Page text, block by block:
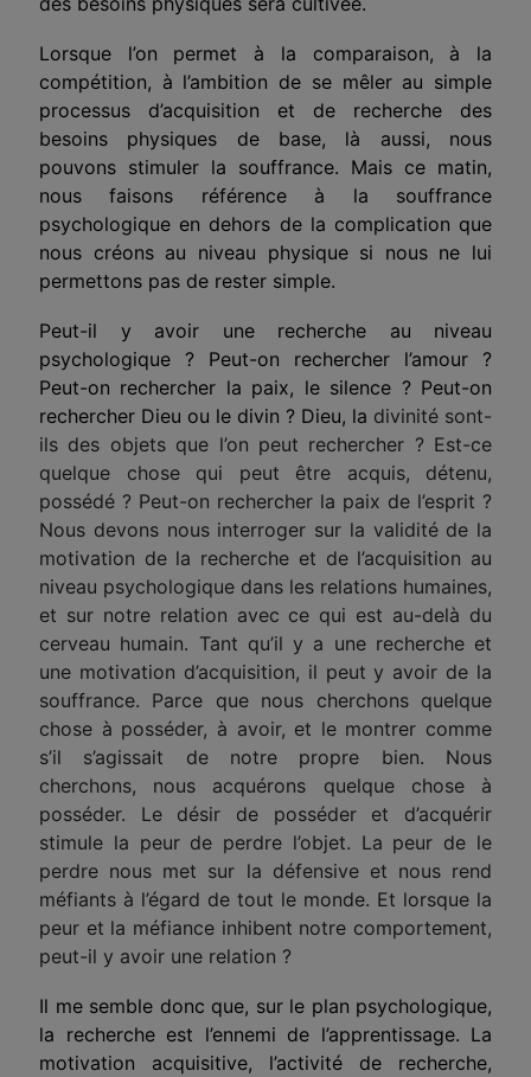
Lorsque l’on permet à la comparaison, à la
compétition, à l’ambition de se mêler au simple
processus d’acquisition et de recherche des
besoins physiques de base, là aussi, nous
pouvons stimuler la souffrance. Mais ce matin,
nous faisons référence à la souffrance
psychologique en dehors de la complication que
nous créons au niveau physique si nous ne lui
permettons pas de rester simple.
Peut-il y avoir une recherche au niveau
psychologique ? Peut-on rechercher l’amour ?
Peut-on rechercher la paix, le silence ? Peut-on
rechercher Dieu ou le divin ? Dieu, la divinité sont-
ils des objets que l’on peut rechercher ? Est-ce
quelque chose qui peut être acquis, détenu,
possédé ? Peut-on rechercher la paix de l’esprit ?
Nous devons nous interroger sur la validité de la
motivation de la recherche et de l’acquisition au
niveau psychologique dans les relations humaines,
et sur notre relation avec ce qui est au-delà du
cerveau humain. Tant qu’il y a une recherche et
une motivation d’acquisition, il peut y avoir de la
souffrance. Parce que nous cherchons quelque
chose à posséder, à avoir, et le montrer comme
s’il s’agissait de notre propre bien. Nous
cherchons, nous acquérons quelque chose à
posséder. Le désir de posséder et d’acquérir
stimule la peur de perdre l’objet. La peur de le
perdre nous met sur la défensive et nous rend
méfiants à l’égard de tout le monde. Et lorsque la
peur et la méfiance inhibent notre comportement,
peut-il y avoir une relation ?
Il me semble donc que, sur le plan psychologique,
la recherche est l’ennemi de l’apprentissage. La
motivation acquisitive, l’activité de recherche,